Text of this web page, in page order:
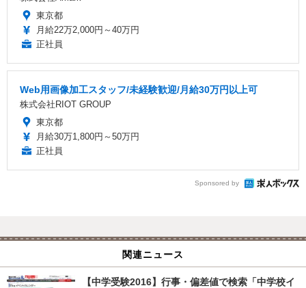
東京都
月給22万2,000円～40万円
正社員
Web用画像加工スタッフ/未経験歓迎/月給30万円以上可
株式会社RIOT GROUP
東京都
月給30万1,800円～50万円
正社員
Sponsored by
関連ニュース
【中学受験2016】行事・偏差値で検索「中学校イ